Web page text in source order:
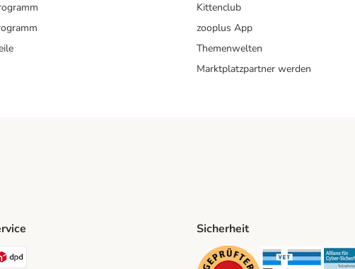
Kittenclub
zooplus App
Themenwelten
Marktplatzpartner werden
Shipping Method
Sicherheit
Security